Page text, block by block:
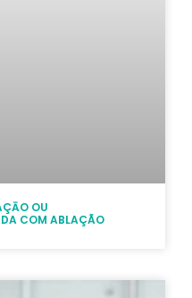
OU
COM ABLAÇÃO